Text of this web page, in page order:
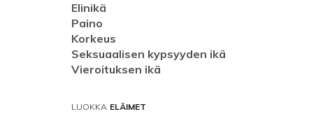
Elinikä
Paino
Korkeus
Seksuaalisen kypsyyden ikä
Vieroituksen ikä
LUOKKA ELÄIMET